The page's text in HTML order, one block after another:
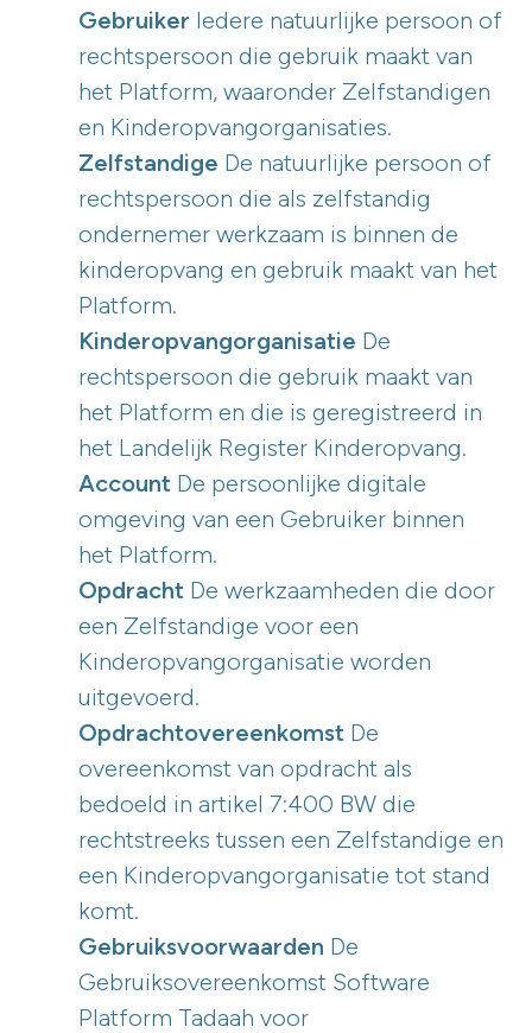
Gebruiker Iedere natuurlijke persoon of
rechtspersoon die gebruik maakt van
het Platform, waaronder Zelfstandigen
en Kinderopvangorganisaties.
Zelfstandige De natuurlijke persoon of
rechtspersoon die als zelfstandig
ondernemer werkzaam is binnen de
kinderopvang en gebruik maakt van het
Platform.
Kinderopvangorganisatie De
rechtspersoon die gebruik maakt van
het Platform en die is geregistreerd in
het Landelijk Register Kinderopvang.
Account De persoonlijke digitale
omgeving van een Gebruiker binnen
het Platform.
Opdracht De werkzaamheden die door
een Zelfstandige voor een
Kinderopvangorganisatie worden
uitgevoerd.
Opdrachtovereenkomst De
overeenkomst van opdracht als
bedoeld in artikel 7:400 BW die
rechtstreeks tussen een Zelfstandige en
een Kinderopvangorganisatie tot stand
komt.
Gebruiksvoorwaarden De
Gebruiksovereenkomst Software
Platform Tadaah voor